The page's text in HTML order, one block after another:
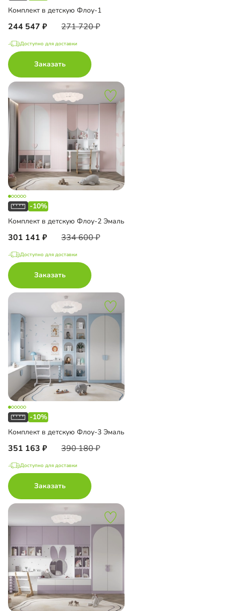
Комплект в детскую Флоу-1
244 547 271 720
Доступно для доставки
Заказать
-10%
Комплект в детскую Флоу-2 Эмаль
301 141 334 600
Доступно для доставки
Заказать
-10%
Комплект в детскую Флоу-3 Эмаль
351 163 390 180
Доступно для доставки
Заказать